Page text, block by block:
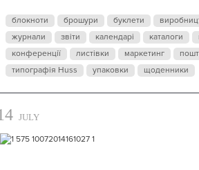
блокноти брошури буклети
журнали
звіти календарі каталоги
конференції
листівки маркетинг
типографія Huss
упаковки щоденники
JULY